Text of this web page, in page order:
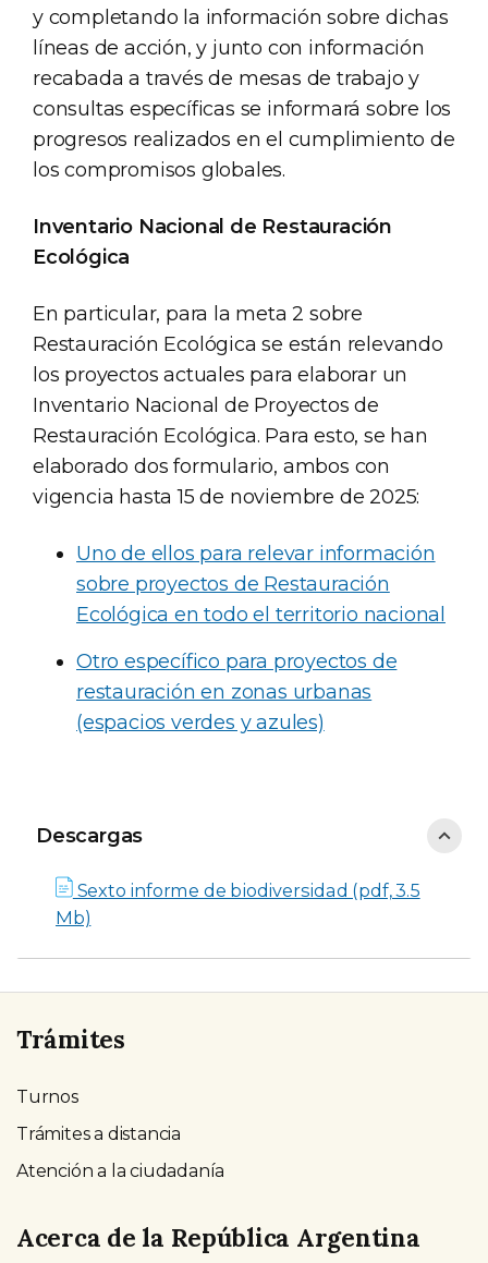
y completando la información sobre dichas
líneas de acción, y junto con información
recabada a través de mesas de trabajo y
consultas específicas se informará sobre los
progresos realizados en el cumplimiento de
los compromisos globales.
Inventario Nacional de Restauración
Ecológica
En particular, para la meta 2 sobre
Restauración Ecológica se están relevando
los proyectos actuales para elaborar un
Inventario Nacional de Proyectos de
Restauración Ecológica. Para esto, se han
elaborado dos formulario, ambos con
vigencia hasta 15 de noviembre de 2025:
Uno de ellos para relevar información
sobre proyectos de Restauración
Ecológica en todo el territorio nacional
Otro específico para proyectos de
restauración en zonas urbanas
(espacios verdes y azules)
Descargas
Descargas
Sexto informe de biodiversidad (pdf, 3.5
Mb)
Trámites
Turnos
Trámites a distancia
Atención a la ciudadanía
Acerca de la República Argentina